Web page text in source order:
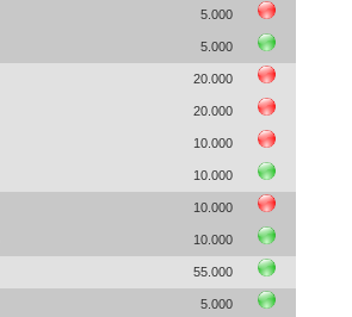
5.000
5.000
20.000
20.000
10.000
10.000
10.000
10.000
55.000
5.000